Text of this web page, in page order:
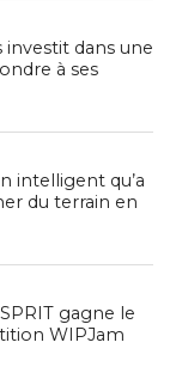
investit dans une
à ses
intelligent qu’a
du terrain en
gagne le
WIPJam